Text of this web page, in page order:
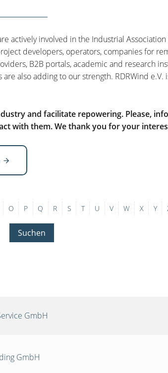
actively involved in the Industrial
developers, operators, companies for
B2B portals, academic and research
also adding to our strength. RDRWind
and facilitate repowering. Please,
with them. We thank you for your
O P Q R S T U V W X Y
Suchen
GmbH
GmbH